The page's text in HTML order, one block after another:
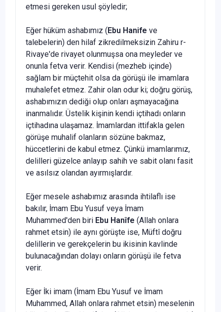
etmesi gereken usul şöyledir;
Eğer hüküm ashabımız (Ebu Hanife ve
talebelerin) den hilaf zikredilmeksizin Zahiru r-
Rivaye'de rivayet olunmuşsa ona meyleder ve
onunla fetva verir. Kendisi (mezheb içinde)
sağlam bir müçtehit olsa da görüşü ile imamlara
muhalefet etmez. Zahir olan odur ki; doğru gö­rüş,
ashabımızın dediği olup onları aşmayacağına
inanmalıdır. Üste­lik kişinin kendi içtihadı onların
içtihadına ulaşamaz. İmamlardan it­tifakla gelen
görüşe muhalif olanların sözüne bakmaz,
hüccetlerini de kabul etmez. Çünkü imamlarımız,
delilleri güzelce anlayıp sahih ve sa­bit olanı fasit
ve asılsız olandan ayırmışlardır.
Eğer mesele ashabımız arasında ihtilaflı ise
bakılır, İmam Ebu Yu­suf veya İmam
Muhammed'den biri Ebu Hanîfe (Allah onlara
rahmet etsin) ile aynı görüşte ise, Müftî doğru
delillerin ve gerekçelerin bu iki­sinin kavlinde
bulunacağından dolayı onların görüşü ile fetva
verir.
Eğer İki imam (İmam Ebu Yusuf ve İmam
Muhammed, Allah on­lara rahmet etsin) meselenin